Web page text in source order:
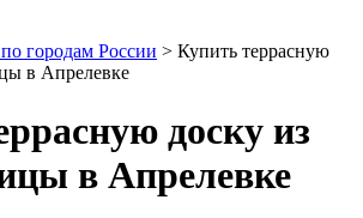
городам России > Купить террасную
в Апрелевке
доску из
в Апрелевке